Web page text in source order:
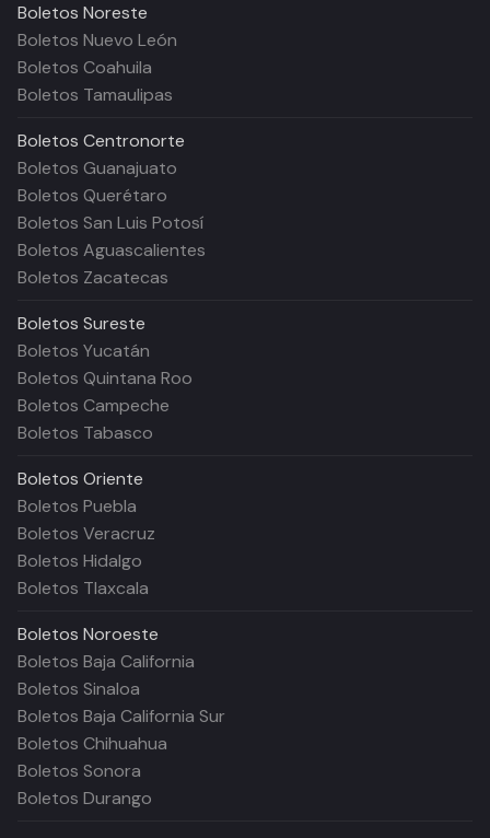
Boletos Noreste
Boletos Nuevo León
Boletos Coahuila
Boletos Tamaulipas
Boletos Centronorte
Boletos Guanajuato
Boletos Querétaro
Boletos San Luis Potosí
Boletos Aguascalientes
Boletos Zacatecas
Boletos Sureste
Boletos Yucatán
Boletos Quintana Roo
Boletos Campeche
Boletos Tabasco
Boletos Oriente
Boletos Puebla
Boletos Veracruz
Boletos Hidalgo
Boletos Tlaxcala
Boletos Noroeste
Boletos Baja California
Boletos Sinaloa
Boletos Baja California Sur
Boletos Chihuahua
Boletos Sonora
Boletos Durango